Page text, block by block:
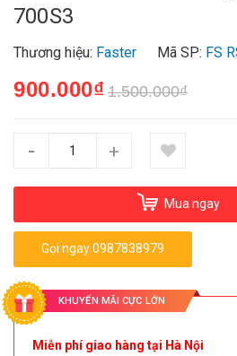
700S3
Thương hiệu: Faster Mã SP: FS
900.000₫ 1.500.000₫
- +
Mua ngay
Gọi ngay 0987838979
KHUYẾN MÃI CỰC LỚN
Miễn phí giao hàng tại Hà Nội